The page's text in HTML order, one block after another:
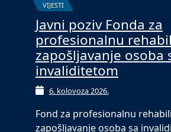
VIJESTI
Javni poziv Fonda za
profesionalnu
zapošljavanje osoba
invaliditetom
6. kolovoza 2026.
Fond za profesionalnu
zapošljavanje osoba sa